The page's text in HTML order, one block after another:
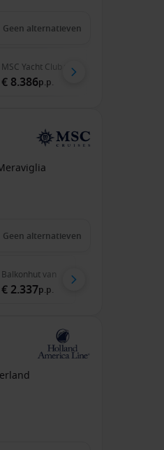
Geen alternatieven
MSC Yacht Club van
€ 8.386p.p.
Geen alternatieven
Balkonhutvan
€ 2.337p.p.